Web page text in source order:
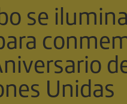
se
Unidas